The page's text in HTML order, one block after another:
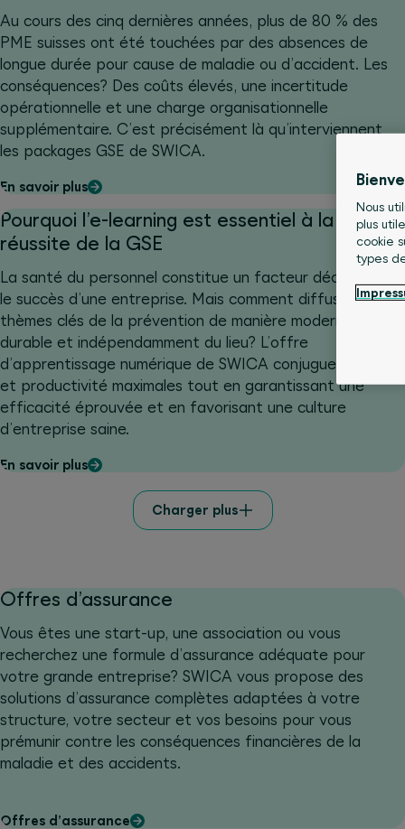
Au cours des cinq dernières années, plus de 80 % des
PME suisses ont été touchées par des absences de
longue durée pour cause de maladie ou d’accident. Les
conséquences? Des coûts élevés, une incertitude
opérationnelle et une charge organisationnelle
supplémentaire. C’est précisément là qu’interviennent
les packages GSE de SWICA.
En savoir plus
Pourquoi l’e-learning est essentiel à la
réussite de la GSE
La santé du personnel constitue un facteur décisif pour
le succès d’une entreprise. Mais comment diffuser les
thèmes clés de la prévention de manière moderne,
durable et indépendamment du lieu? L’offre
d’apprentissage numérique de SWICA conjugue flexibilité
et productivité maximales tout en garantissant une
efficacité éprouvée et en favorisant une culture
d’entreprise saine.
En savoir plus
Charger plus
Offres d’assurance
Vous êtes une start-up, une association ou vous
recherchez une formule d’assurance adéquate pour
votre grande entreprise? SWICA vous propose des
solutions d’assurance complètes adaptées à votre
structure, votre secteur et vos besoins pour vous
prémunir contre les conséquences financières de la
maladie et des accidents.
Offres d’assurance
Nous
plus
cookie
types